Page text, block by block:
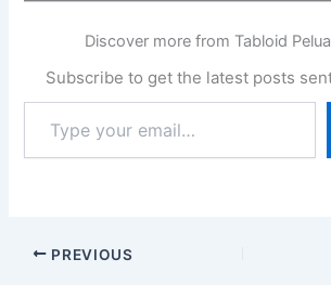
Discover more from Tabloid
Subscribe to get the latest posts
PREVIOUS